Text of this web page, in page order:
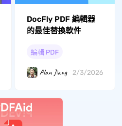
DocFly PDF 編輯器
的最佳替換軟件
編輯 PDF
Alan Jiang 2/3/2026